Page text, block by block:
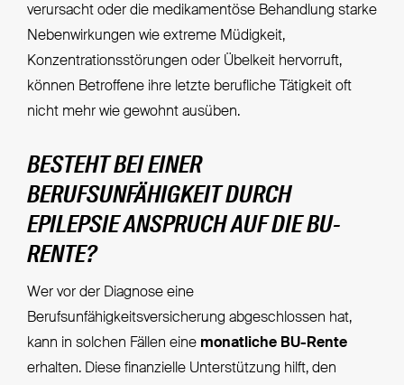
verursacht oder die medikamentöse Behandlung starke
Nebenwirkungen wie extreme Müdigkeit,
Konzentrationsstörungen oder Übelkeit hervorruft,
können Betroffene ihre letzte berufliche Tätigkeit oft
nicht mehr wie gewohnt ausüben.
BESTEHT BEI EINER
BERUFSUNFÄHIGKEIT DURCH
EPILEPSIE ANSPRUCH AUF DIE BU-
RENTE?
Wer vor der Diagnose eine
Berufsunfähigkeitsversicherung abgeschlossen hat,
kann in solchen Fällen eine monatliche BU-Rente
erhalten. Diese finanzielle Unterstützung hilft, den